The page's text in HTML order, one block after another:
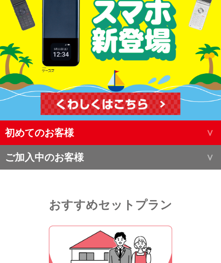
初めてのお客様
ご加入中のお客様
おすすめセットプラン